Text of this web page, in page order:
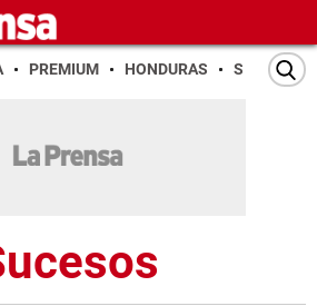
PREMIUM HONDURAS SAN PEDRO